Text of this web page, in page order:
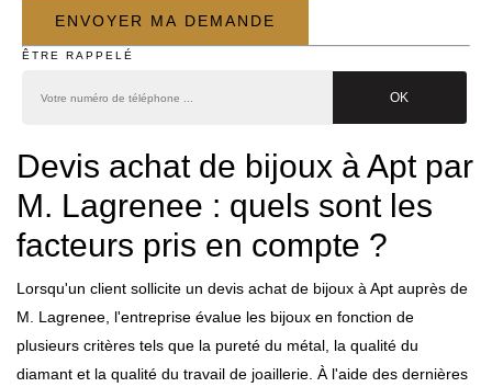
ÊTRE RAPPELÉ
Devis achat de bijoux à Apt par
M. Lagrenee : quels sont les
facteurs pris en compte ?
Lorsqu'un client sollicite un devis achat de bijoux à Apt auprès de
M. Lagrenee, l'entreprise évalue les bijoux en fonction de
plusieurs critères tels que la pureté du métal, la qualité du
diamant et la qualité du travail de joaillerie. À l'aide des dernières